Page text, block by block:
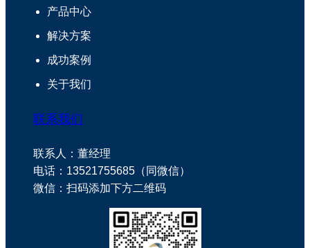
产品中心
解决方案
成功案例
关于我们
联系我们
联系人：董经理
电话：13521755685（同微信）
微信：扫码添加下方二维码